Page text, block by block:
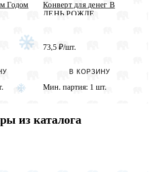
Годом
Конверт для денег В
ДЕНЬ РОЖДЕ...
73,5 ₽/шт.
В КОРЗИНУ
Мин. партия: 1 шт.
из каталога